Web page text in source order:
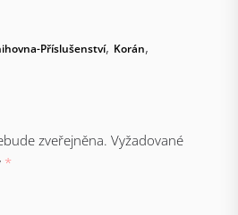
Příslušenství, Korán,
zveřejněna. Vyžadované
*